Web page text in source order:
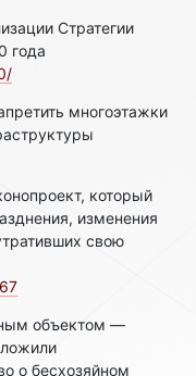
Стратегии
года
многоэтажки
который
изменения
свою
объектом —
о бесхозяйном